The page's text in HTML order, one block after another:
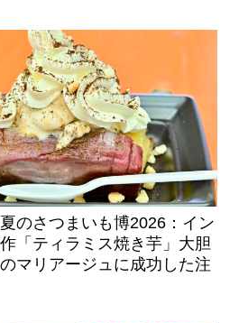
夏のさつまいも博2026：イン
「ティラミス焼き芋」大胆
マリアージュに成功した注